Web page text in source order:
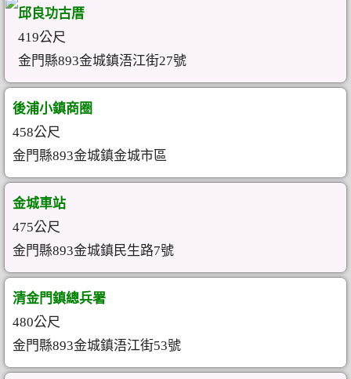
邱良功古厝
419公尺
金門縣893金城鎮浯江街27號
後浦小鎮商圈
458公尺
金門縣893金城鎮金城市區
金城車站
475公尺
金門縣893金城鎮民生路7號
清金門鎮總兵署
480公尺
金門縣893金城鎮浯江街53號